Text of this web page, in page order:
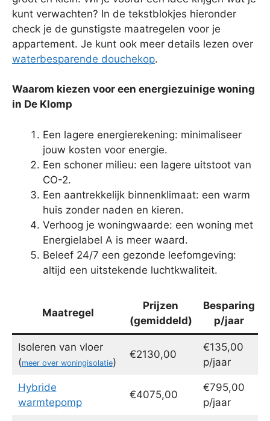
kunt verwachten? In de tekstblokjes hieronder
check je de gunstigste maatregelen voor je
appartement. Je kunt ook meer details lezen over
waterbesparende douchekop.
Waarom kiezen voor een energiezuinige woning
in De Klomp
Een lagere energierekening: minimaliseer
jouw kosten voor energie.
Een schoner milieu: een lagere uitstoot van
CO-2.
Een aantrekkelijk binnenklimaat: een warm
huis zonder naden en kieren.
Verhoog je woningwaarde: een woning met
Energielabel A is meer waard.
Beleef 24/7 een gezonde leefomgeving:
altijd een uitstekende luchtkwaliteit.
Maatregel
Prijzen
(gemiddeld)
Besparing
p/jaar
Isoleren van vloer
(meer over woningisolatie)
€2130,00
€135,00
p/jaar
Hybride
warmtepomp
€4075,00
€795,00
p/jaar